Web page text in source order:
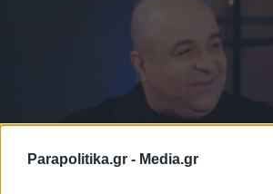
Parapolitika.gr - Media.gr